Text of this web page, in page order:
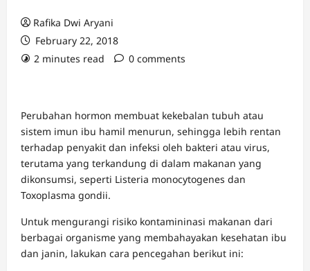
Rafika Dwi Aryani
February 22, 2018
2 minutes read
0 comments
Perubahan hormon membuat kekebalan tubuh atau
sistem imun ibu hamil menurun, sehingga lebih rentan
terhadap penyakit dan infeksi oleh bakteri atau virus,
terutama yang terkandung di dalam makanan yang
dikonsumsi, seperti Listeria monocytogenes dan
Toxoplasma gondii.
Untuk mengurangi risiko kontamininasi makanan dari
berbagai organisme yang membahayakan kesehatan ibu
dan janin, lakukan cara pencegahan berikut ini: